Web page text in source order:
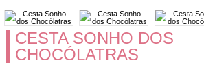
CESTA SONHO DOS
CHOCÓLATRAS